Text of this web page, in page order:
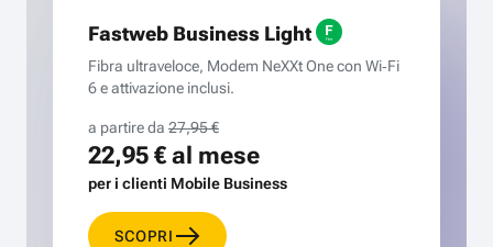
Fastweb Business Light
Fibra ultraveloce, Modem NeXXt One con Wi‑Fi
6 e attivazione inclusi.
a partire da 27,95 €
22,95 €al mese
per i clienti Mobile Business
SCOPRI